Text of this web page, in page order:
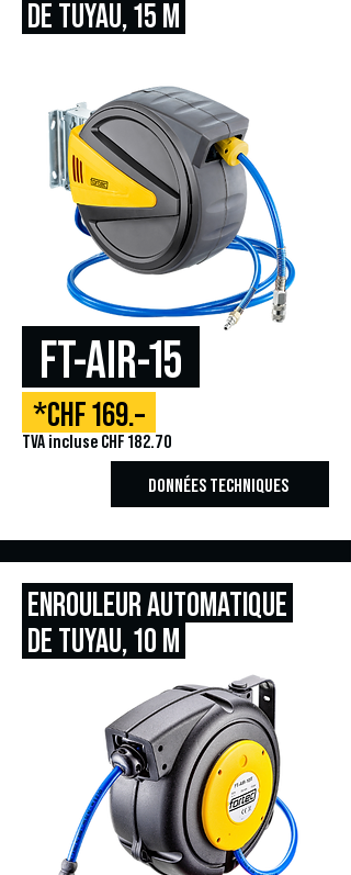
DE TUYAU,15 M
FT-AIR-15
*CHF 169.–
TVA incluse CHF 182.70
DONNÉES TECHNIQUES
ENROULEUR AUTOMATIQUE
DE TUYAU,10 M